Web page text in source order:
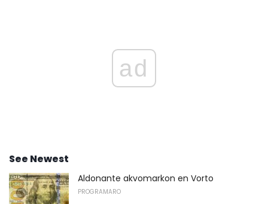
ad
See Newest
Aldonante akvomarkon en Vorto
PROGRAMARO